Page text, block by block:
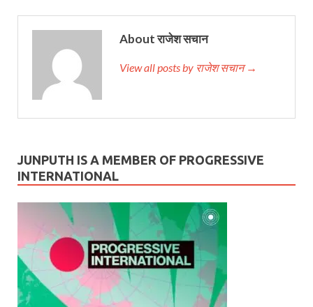
About राजेश सचान
View all posts by राजेश सचान →
JUNPUTH IS A MEMBER OF PROGRESSIVE
INTERNATIONAL